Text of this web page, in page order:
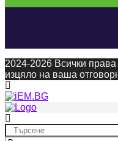
2024-2026 Всички
изцяло на ваша
Search